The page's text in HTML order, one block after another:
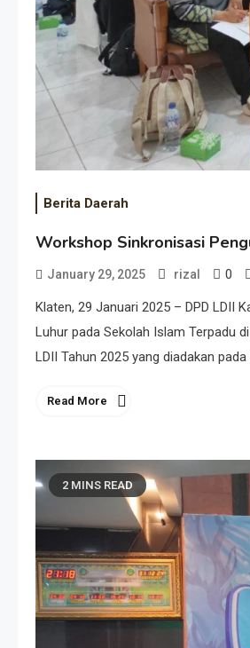
Berita Daerah
Workshop Sinkronisasi
January 29, 2025 rizal 0
Klaten, 29 Januari 2025 – DPD LDII
Luhur pada Sekolah Islam Terpadu
LDII Tahun 2025 yang diadakan
Read More
2 MINS READ